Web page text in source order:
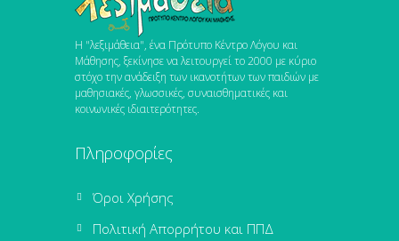
Η "λεξιμάθεια", ένα Πρότυπο Κέντρο Λόγου και
Μάθησης, ξεκίνησε να λειτουργεί το 2000 με κύριο
στόχο την ανάδειξη των ικανοτήτων των παιδιών με
μαθησιακές, γλωσσικές, συναισθηματικές και
κοινωνικές ιδιαιτερότητες.
Πληροφορίες
Όροι Χρήσης
Πολιτική Απορρήτου και ΠΠΔ